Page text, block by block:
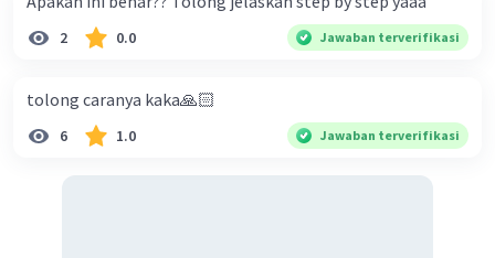
2 0.0 Jawaban terverifikasi
tolong caranya kaka🙏🏻
6 1.0 Jawaban terverifikasi